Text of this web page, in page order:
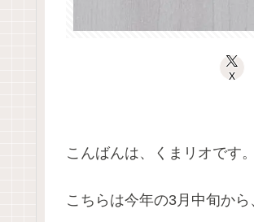
X
こんばんは、くまリオです。
こちらは今年の3月中旬か